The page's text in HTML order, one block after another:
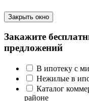
Закрыть окно
Закажите
предложений
В ипотеку с
Нежилые в
Каталог
районе